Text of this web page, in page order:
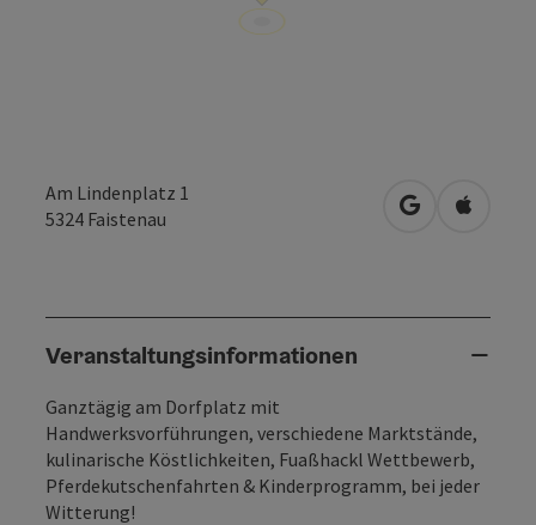
Am Lindenplatz 1
5324 Faistenau in Google
in
Veranstaltungsinformationen
Ganztägig am Dorfplatz mit
Handwerksvorführungen, verschiedene Marktstände,
kulinarische Köstlichkeiten, Fuaßhackl Wettbewerb,
Pferdekutschenfahrten & Kinderprogramm, bei jeder
Witterung!